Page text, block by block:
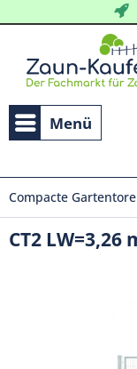
Menü
Compacte Gartentore
CT2